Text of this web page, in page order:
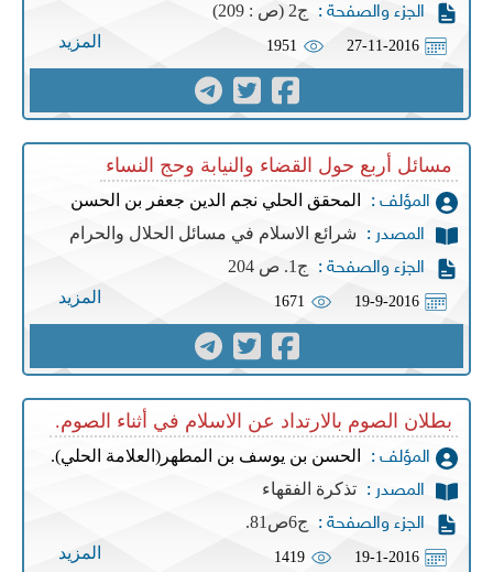
الجزء والصفحة : ج2 (ص : 209‌)
27-11-2016
1951 المزيد
مسائل أربع حول القضاء والنيابة وحج النساء
المؤلف : المحقق الحلي نجم الدين جعفر بن الحسن
المصدر : شرائع الاسلام في مسائل الحلال والحرام
الجزء والصفحة : ج1. ص 204
19-9-2016
1671 المزيد
بطلان الصوم بالارتداد عن الاسلام في أثناء الصوم.
المؤلف : الحسن بن يوسف بن المطهر(العلامة الحلي).
المصدر : تذكرة الفقهاء
الجزء والصفحة : ج6ص81.
19-1-2016
1419 المزيد